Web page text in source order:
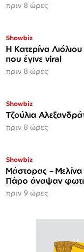
πριν 8 ώρες
Showbiz
Η Κατερίνα
που έγινε viral
πριν 8 ώρες
Showbiz
Τζούλια
πριν 8 ώρες
Showbiz
Μάστορας – Μελίνα Νικολαΐδη:
Πάρο άναψαν
πριν 9 ώρες